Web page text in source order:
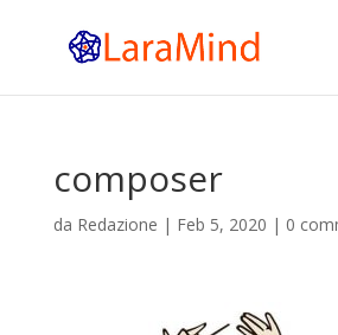
composer
da Redazione | Feb 5, 2020 | 0